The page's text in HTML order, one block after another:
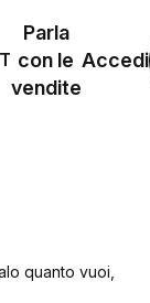
Parla
con le
vendite
Accedi
quanto vuoi,